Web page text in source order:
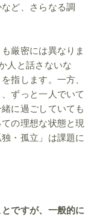
ど、さらなる調
厳密には異なりま
人と話さないな
指します。一方、
ずっと一人でいて
に過ごしていても
の理想な状態と現
・孤立」は課題に
ですが、一般的に